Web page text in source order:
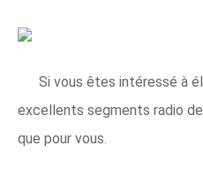
Si vous êtes intéressé à
excellents segments radio
que pour vous.